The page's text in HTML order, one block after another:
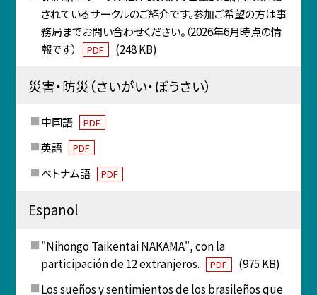
されているサークルのご紹介です。参加ご希望の方は事
務局までお問い合わせください。（2026年6月時点の情
報です）
PDF (248 KB)
災害・防災（さいがい・ぼうさい）
中国語 PDF
英語 PDF
ベトナム語 PDF
Espanol
"Nihongo Taikentai NAKAMA", con la
participación de 12 extranjeros.
PDF
(975 KB)
Los sueños y sentimientos de los brasileños que